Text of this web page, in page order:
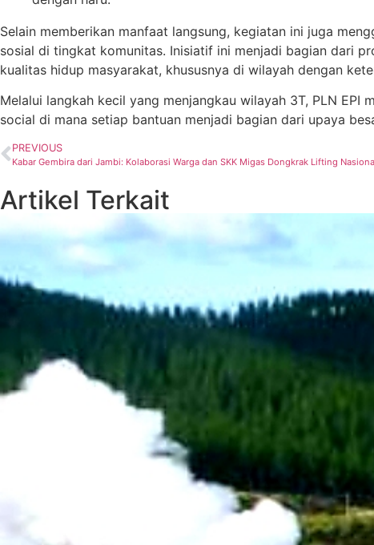
Selain memberikan manfaat langsung, kegiatan ini juga
sosial di tingkat komunitas. Inisiatif ini menjadi bagian dari
kualitas hidup masyarakat, khususnya di wilayah dengan
Melalui langkah kecil yang menjangkau wilayah 3T, PLN
social di mana setiap bantuan menjadi bagian dari upaya
PREVIOUS
Kabar Gembira dari Jambi: Kolaborasi Warga dan SKK Migas Dongkrak Lifting
Artikel Terkait